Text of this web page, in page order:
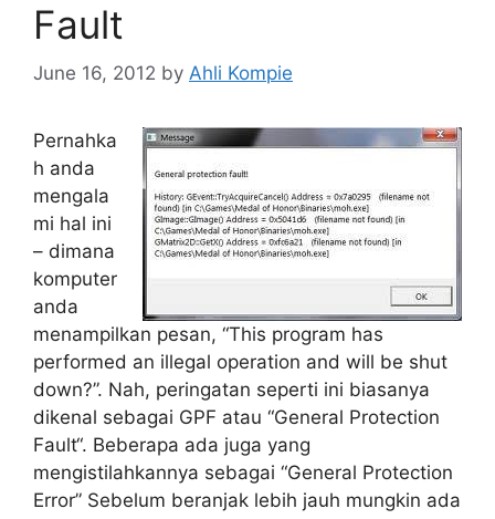
Fault
June 16, 2012 by Ahli Kompie
Pernahka
h anda
mengala
mi hal ini
– dimana
komputer
anda
menampilkan pesan, “This program has
performed an illegal operation and will be shut
down?”. Nah, peringatan seperti ini biasanya
dikenal sebagai GPF atau “General Protection
Fault“. Beberapa ada juga yang
mengistilahkannya sebagai “General Protection
Error” Sebelum beranjak lebih jauh mungkin ada